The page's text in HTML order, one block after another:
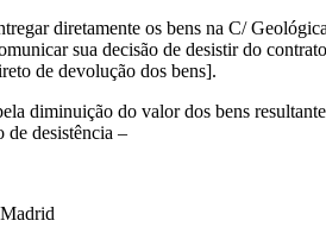
diretamente os bens na C/
sua decisão de desistir do
de devolução dos bens].
diminuição do valor dos bens
desistência –